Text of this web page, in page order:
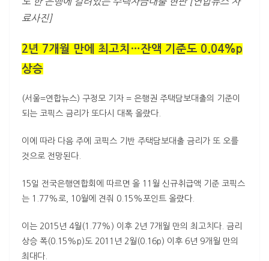
료사진]
2년 7개월 만에 최고치…잔액 기준도 0.04%p
상승
(서울=연합뉴스) 구정모 기자 = 은행권 주택담보대출의 기준이
되는 코픽스 금리가 또다시 대폭 올랐다.
이에 따라 다음 주에 코픽스 기반 주택담보대출 금리가 또 오를
것으로 전망된다.
15일 전국은행연합회에 따르면 올 11월 신규취급액 기준 코픽스
는 1.77%로, 10월에 견줘 0.15%포인트 올랐다.
이는 2015년 4월(1.77%) 이후 2년 7개월 만의 최고치다. 금리
상승 폭(0.15%p)도 2011년 2월(0.16p) 이후 6년 9개월 만의
최대다.